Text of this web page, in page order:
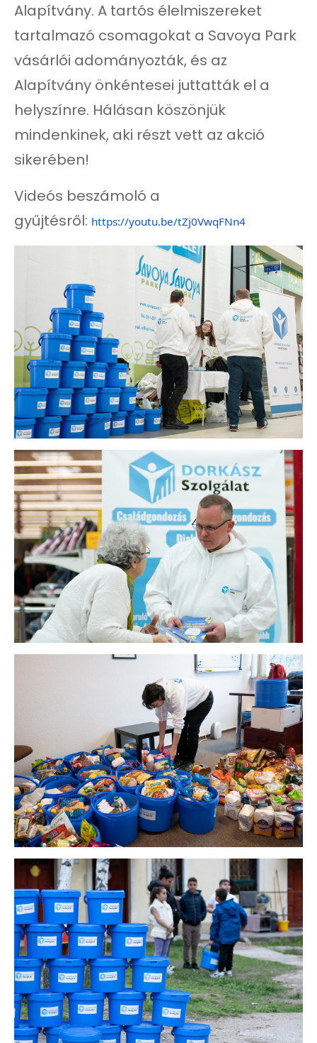
Alapítvány. A tartós élelmiszereket
tartalmazó csomagokat a Savoya Park
vásárlói adományozták, és az
Alapítvány önkéntesei juttatták el a
helyszínre. Hálásan köszönjük
mindenkinek, aki részt vett az akció
sikerében!
Videós beszámoló a
gyűjtésről: https://youtu.be/tZj0VwqFNn4